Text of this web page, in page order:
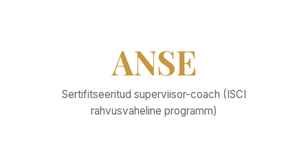
ANSE
Sertifitseeritud superviisor-coach (ISCI
rahvusvaheline programm)